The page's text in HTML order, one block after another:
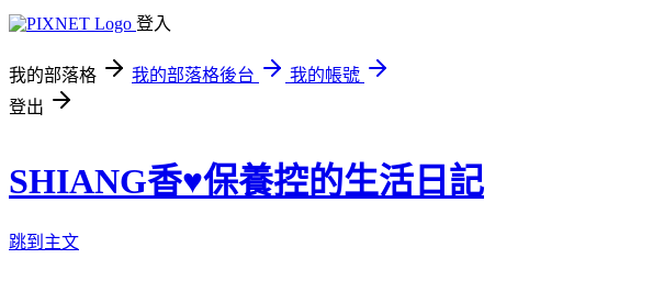
登入
我的部落格 我的部落格後台
我的帳號
登出
SHIANG香♥保養控的生活日記
跳到主文